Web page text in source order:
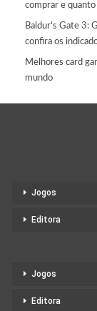
comprar e quanto
Baldur's Gate 3:
confira os
Melhores card
mundo
Jogos
Editora
Jogos
Editora